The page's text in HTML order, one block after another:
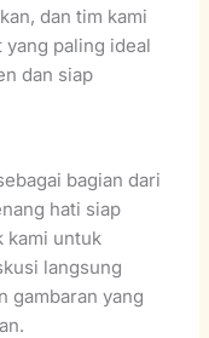
dan tim kami
paling ideal
dan siap
bagian dari
hati siap
kami untuk
langsung
gambaran yang